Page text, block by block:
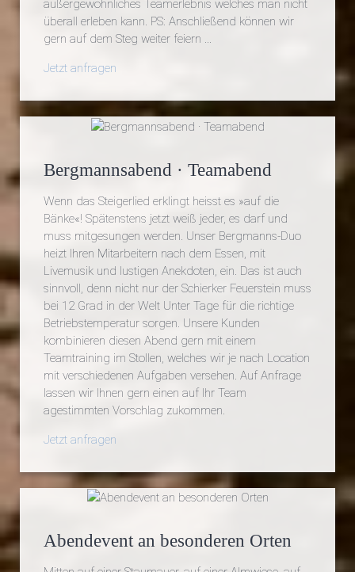
außergewöhnliches Teamerlebnis welches man nicht
überall erleben kann. PS: Anschließend können wir
gern auf dem Steg weiter feiern ...
Jetzt anfragen
Bergmannsabend · Teamabend
Wenn das Steigerlied erklingt heisst es »auf die
Bänke«! Spätenstens jetzt weiß jeder, es darf und
muss mitgesungen werden. Unser Bergmanns-Duo
heizt Ihren Mitarbeitern nach dem Essen, mit
Livemusik und lustigen Anekdoten, ein. Das ist auch
sinnvoll, denn nicht nur der Schierker Feuerstein muss
bei 12 Grad in der Welt Unter Tage für die richtige
Betriebstemperatur sorgen. Unsere Kunden
kombinieren diesen Abend gern mit einem
Teamtraining im Stollen, welches wir je nach Location
mit verschiedenen Aufgaben versehen. Auf Anfrage
lassen wir Ihnen gern einen auf Ihr Team
agestimmten Vorschlag zukommen.
Jetzt anfragen
Abendevent an besonderen Orten